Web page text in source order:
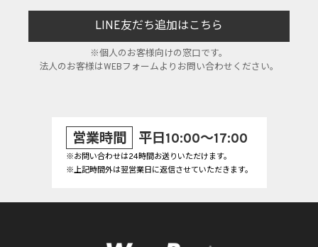
LINE友だち追加はこちら
※個人のお客様向けの窓口です。
法人のお客様はWEBフォームよりお問い合わせください。
営業時間 平日10:00～17:00
※お問い合わせは24時間お送りいただけます。
※上記時間外は翌営業日に返信させていただきます。